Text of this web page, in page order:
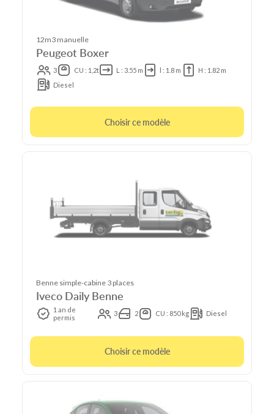
12m3 manuelle
Peugeot Boxer
3 CU : 1,2t L : 3.55 m l : 1.8 m
H : 1.82 m
Diesel
Choisir ce modèle
Benne simple-cabine 3 places
Iveco Daily Benne
1 an de
permis
3 2 CU : 850 kg Diesel
Choisir ce modèle